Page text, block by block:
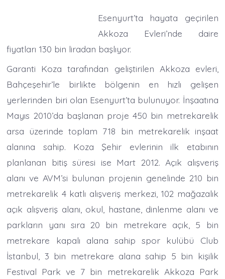
Esenyurt’ta hayata geçirilen
Akkoza Evleri’nde daire
fiyatları 130 bin liradan başlıyor.
Garanti Koza tarafından geliştirilen Akkoza evleri,
Bahçeşehir’le birlikte bölgenin en hızlı gelişen
yerlerinden biri olan Esenyurt’ta bulunuyor. İnşaatına
Mayıs 2010’da başlanan proje 450 bin metrekarelik
arsa üzerinde toplam 718 bin metrekarelik inşaat
alanına sahip. Koza Şehir evlerinin ilk etabının
planlanan bitiş süresi ise Mart 2012. Açık alışveriş
alanı ve AVM’si bulunan projenin genelinde 210 bin
metrekarelik 4 katlı alışveriş merkezi, 102 mağazalık
açık alışveriş alanı, okul, hastane, dinlenme alanı ve
parkların yanı sıra 20 bin metrekare açık, 5 bin
metrekare kapalı alana sahip spor kulübü Club
İstanbul, 3 bin metrekare alana sahip 5 bin kişilik
Festival Park ve 7 bin metrekarelik Akkoza Park